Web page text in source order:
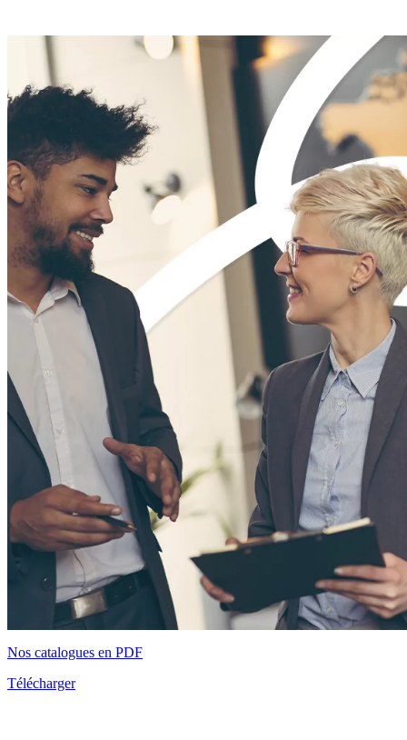
Nos catalogues en PDF
Télécharger